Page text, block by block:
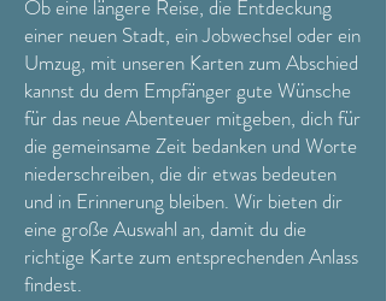
Ob eine längere Reise, die Entdeckung
einer neuen Stadt, ein Jobwechsel oder ein
Umzug, mit unseren Karten zum Abschied
kannst du dem Empfänger gute Wünsche
für das neue Abenteuer mitgeben, dich für
die gemeinsame Zeit bedanken und Worte
niederschreiben, die dir etwas bedeuten
und in Erinnerung bleiben. Wir bieten dir
eine große Auswahl an, damit du die
richtige Karte zum entsprechenden Anlass
findest.